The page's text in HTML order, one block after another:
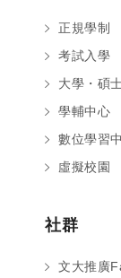
正規學制
考試入學
大學・碩
學輔中心
數位學習
虛擬校園
社群
文大推廣